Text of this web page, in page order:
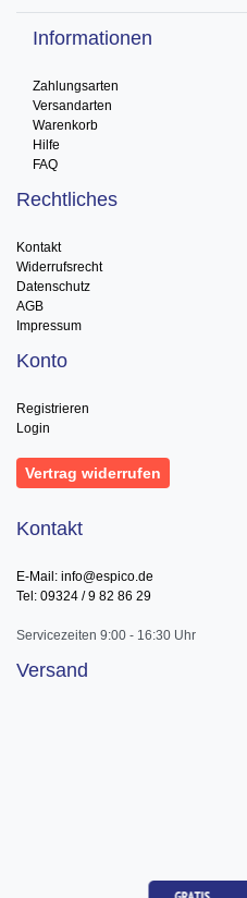
Informationen
Zahlungsarten
Versandarten
Warenkorb
Hilfe
FAQ
Rechtliches
Kontakt
Widerrufsrecht
Datenschutz
AGB
Impressum
Konto
Registrieren
Login
Vertrag widerrufen
Kontakt
E-Mail: info@espico.de
Tel: 09324 / 9 82 86 29
Servicezeiten 9:00 - 16:30 Uhr
Versand